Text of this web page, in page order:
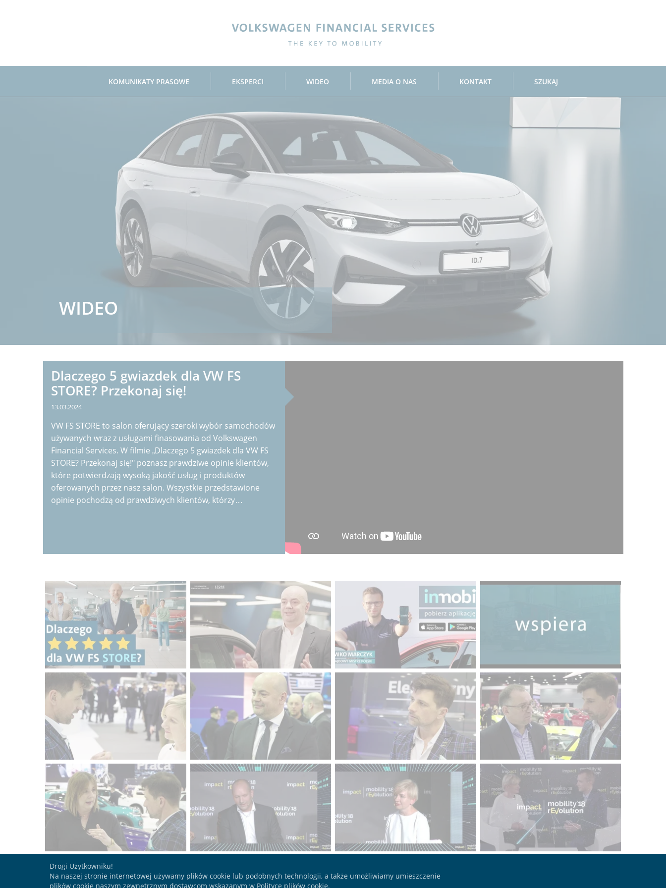
Volkswagen Financial Services
KOMUNIKATY PRASOWE EKSPERCI WIDEO MEDIA O NAS KONTAKT SZUKAJ
WIDEO
Dlaczego 5 gwiazdek dla VW FS
STORE? Przekonaj się!
13.03.2024
VW FS STORE to salon oferujący szeroki wybór samochodów
używanych wraz z usługami finasowania od Volkswagen
Financial Services. W filmie „Dlaczego 5 gwiazdek dla VW FS
STORE? Przekonaj się!" poznasz prawdziwe opinie klientów,
które potwierdzają wysoką jakość usług i produktów
oferowanych przez nasz salon. Wszystkie przedstawione
opinie pochodzą od prawdziwych klientów, którzy…
poprzednia 1 Aktualna strona
2 3 4 z 4 następna
Drogi Użytkowniku!
Na naszej stronie internetowej używamy plików cookie lub podobnych technologii, a także umożliwiamy umieszczenie
plików cookie naszym zewnętrznym dostawcom wskazanym w Polityce plików cookie.